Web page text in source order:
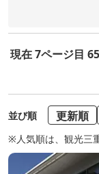
現在 7ページ目
並び順 更新順
※人気順は、観光三